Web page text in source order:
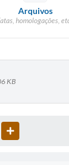
Arquivos
homologações,
KB